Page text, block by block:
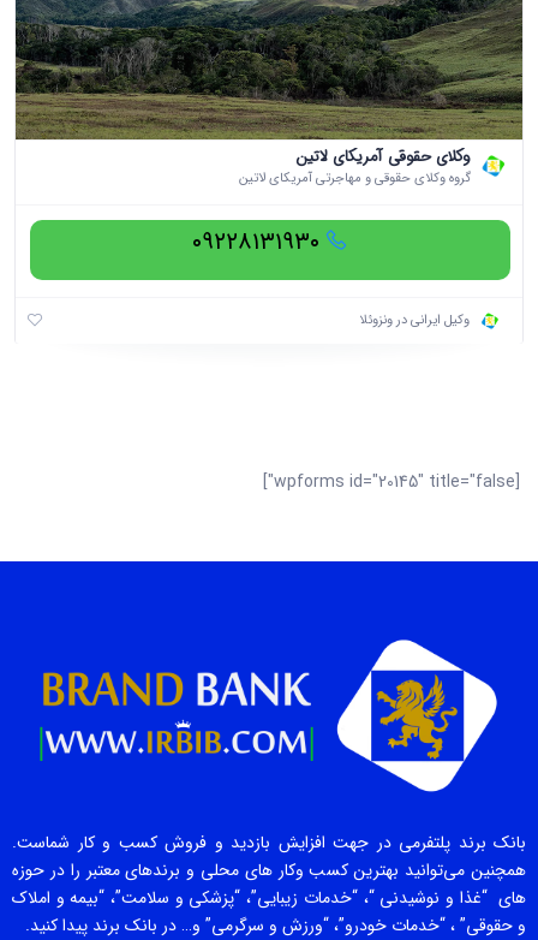
وکلای حقوقی آمریکای لاتین
گروه وکلای حقوقی و مهاجرتی آمریکای لاتین
۰۹۲۲۸۱۳۱۹۳۰
وکیل ایرانی در ونزوئلا
[wpforms id="20145" title="false"]
بانک برند پلتفرمی در جهت افزایش بازدید و فروش کسب و کار شماست.
همچنین می‌توانید بهترین کسب وکار های محلی و برندهای معتبر را در حوزه
های “غذا و نوشیدنی “، “خدمات زیبایی”، “پزشکی و سلامت”، “بیمه و املاک
و حقوقی” ، “خدمات خودرو”، “ورزش و سرگرمی” و… در بانک برند پیدا کنید.